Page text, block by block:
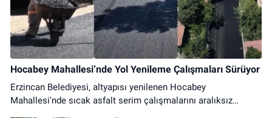
Hocabey Mahallesi’nde Yol Yenileme Çalışmaları Sürüyor
Erzincan Belediyesi, altyapısı yenilenen Hocabey
Mahallesi'nde sıcak asfalt serim çalışmalarını aralıksız